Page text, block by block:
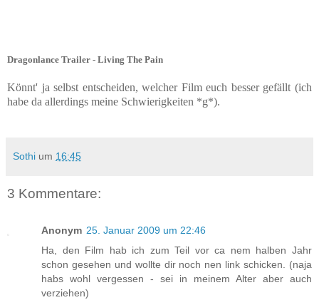
Dragonlance Trailer - Living The Pain
Könnt' ja selbst entscheiden, welcher Film euch besser gefällt (ich
habe da allerdings meine Schwierigkeiten *g*).
Sothi um 16:45
3 Kommentare:
Anonym 25. Januar 2009 um 22:46
Ha, den Film hab ich zum Teil vor ca nem halben Jahr
schon gesehen und wollte dir noch nen link schicken. (naja
habs wohl vergessen - sei in meinem Alter aber auch
verziehen)